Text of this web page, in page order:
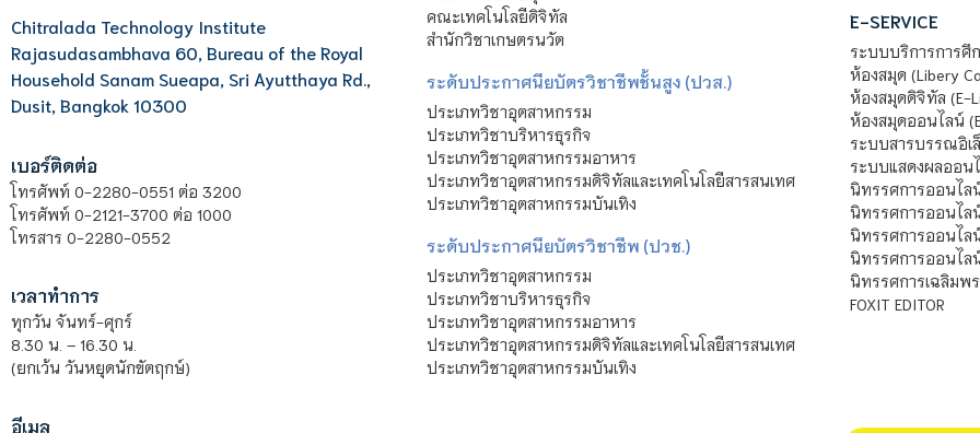
Chitralada Technology Institute
Rajasudasambhava 60, Bureau of the Royal
Household Sanam Sueapa, Sri Ayutthaya Rd.,
Dusit, Bangkok 10300
เบอร์ติดต่อ
โทรศัพท์ 0-2280-0551 ต่อ 3200
โทรศัพท์ 0-2121-3700 ต่อ 1000
โทรสาร 0-2280-0552
เวลาทำการ
ทุกวัน จันทร์-ศุกร์
8.30 น. – 16.30 น.
(ยกเว้น วันหยุดนักขัตฤกษ์)
อีเมล
คณะเทคโนโลยีดิจิทัล
สำนักวิชาเกษตรนวัต
ระดับประกาศนียบัตรวิชาชีพชั้นสูง (ปวส.)
ประเภทวิชาอุตสาหกรรม
ประเภทวิชาบริหารธุรกิจ
ประเภทวิชาอุตสาหกรรมอาหาร
ประเภทวิชาอุตสาหกรรมดิจิทัลและเทคโนโลยีสารสนเทศ
ประเภทวิชาอุตสาหกรรมบันเทิง
ระดับประกาศนียบัตรวิชาชีพ (ปวช.)
ประเภทวิชาอุตสาหกรรม
ประเภทวิชาบริหารธุรกิจ
ประเภทวิชาอุตสาหกรรมอาหาร
ประเภทวิชาอุตสาหกรรมดิจิทัลและเทคโนโลยีสารสนเทศ
ประเภทวิชาอุตสาหกรรมบันเทิง
E-SERVICE
ระบบบริการการศึก
ห้องสมุด (Libery
ห้องสมุดดิจิทัล (E-
ห้องสมุดออนไลน์
ระบบสารบรรณอิเ
ระบบแสดงผลออน
นิทรรศการออนไล
นิทรรศการออนไล
นิทรรศการออนไล
นิทรรศการออนไล
นิทรรศการเฉลิมพ
FOXIT EDITOR